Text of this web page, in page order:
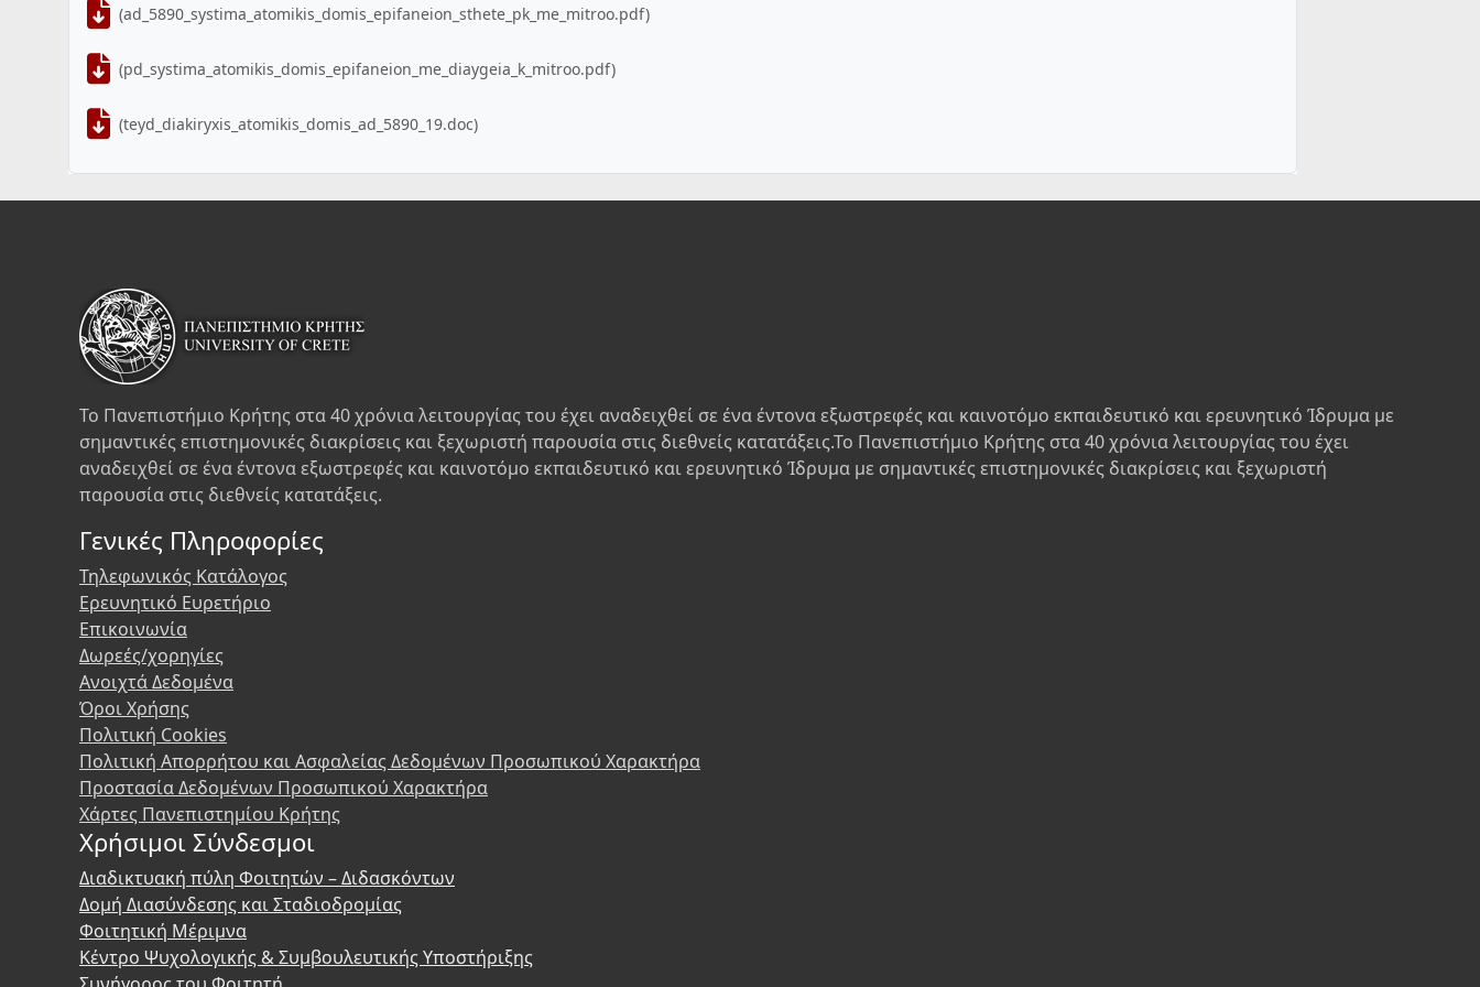
(ad_5890_systima_atomikis_domis_epifaneion_sthete_pk_me_mitroo.pdf)
(pd_systima_atomikis_domis_epifaneion_me_diaygeia_k_mitroo.pdf)
(teyd_diakiryxis_atomikis_domis_ad_5890_19.doc)
Το Πανεπιστήμιο Κρήτης στα 40 χρόνια λειτουργίας του έχει αναδειχθεί σε ένα έντονα εξωστρεφές και καινοτόμο εκπαιδευτικό και ερευνητικό Ίδρυμα με
σημαντικές επιστημονικές διακρίσεις και ξεχωριστή παρουσία στις διεθνείς κατατάξεις.Το Πανεπιστήμιο Κρήτης στα 40 χρόνια λειτουργίας του έχει
αναδειχθεί σε ένα έντονα εξωστρεφές και καινοτόμο εκπαιδευτικό και ερευνητικό Ίδρυμα με σημαντικές επιστημονικές διακρίσεις και ξεχωριστή
παρουσία στις διεθνείς κατατάξεις.
Γενικές Πληροφορίες
Τηλεφωνικός Κατάλογος
Ερευνητικό Ευρετήριο
Επικοινωνία
Δωρεές/χορηγίες
Ανοιχτά Δεδομένα
Όροι Χρήσης
Πολιτική Cookies
Πολιτική Απορρήτου και Ασφαλείας Δεδομένων Προσωπικού Χαρακτήρα
Προστασία Δεδομένων Προσωπικού Χαρακτήρα
Χάρτες Πανεπιστημίου Κρήτης
Χρήσιμοι Σύνδεσμοι
Διαδικτυακή πύλη Φοιτητών – Διδασκόντων
Δομή Διασύνδεσης και Σταδιοδρομίας
Φοιτητική Μέριμνα
Κέντρο Ψυχολογικής & Συμβουλευτικής Υποστήριξης